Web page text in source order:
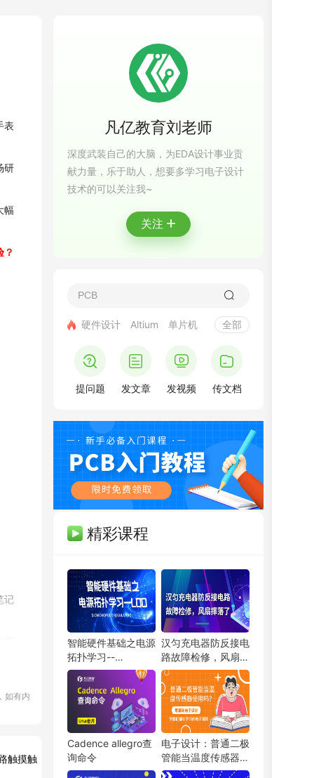
表
研
幅
？
记
如有内
触摸触
凡亿教育刘老师
深度武装自己的大脑，为EDA设计事业贡
献力量，乐于助人，想要多学习电子设计
技术的可以关注我~
关注 +
硬件设计 Altium 单片机 全部
提问题 发文章 发视频 传文档
精彩课程
智能硬件基础之电源
拓扑学习--
LDO（low dropout
regulator）
汉匀充电器防反接电
路故障检修，风扇摔
落了
Cadence allegro查
询命令
电子设计：普通二极
管能当温度传感器使
用吗？
PCB弟子班 剩余3天
即将报满
单片机开发班
剩余3天
预约占座
ITOS特训班
剩余3天
即将报满
信号仿真特训营
剩余3天
预约占座
数字IC设计班
剩余3天
即将报满
硬件弟子班
剩余3天
即将报满
PCB线下班
剩余3天
即将报满
硬件开发班
剩余3天
即将报满
PCB特训营
剩余3天
预约占座